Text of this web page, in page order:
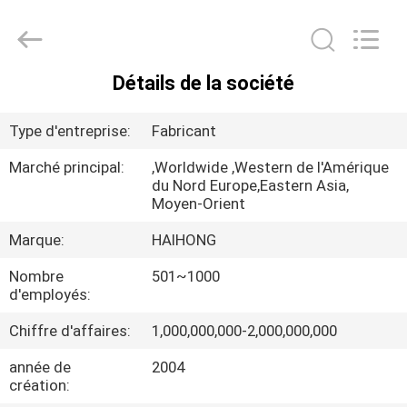
PRODUITS
À
PROPOS
DE
NOUS
Crafts
Factory.
Détails de la société
Type d'entreprise:
Fabricant
Marché principal:
,Worldwide ,Western de l'Amérique
du Nord Europe,Eastern Asia,
Moyen-Orient
Marque:
HAIHONG
Nombre
d'employés:
501~1000
Chiffre d'affaires:
1,000,000,000-2,000,000,000
année de
création:
2004